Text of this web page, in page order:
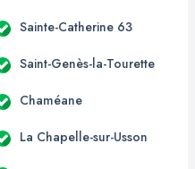
Sainte-Catherine 63
Saint-Genès-la-Tourette
Chaméane
La Chapelle-sur-Usson